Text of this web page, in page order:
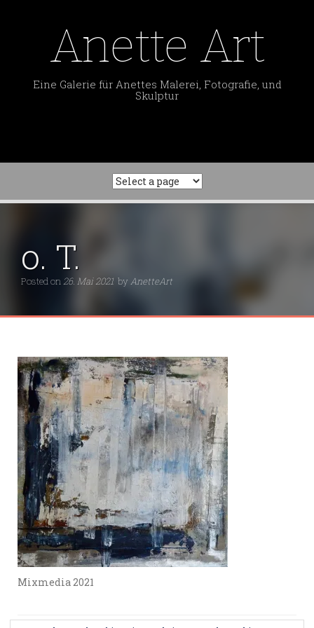
Anette Art
Eine Galerie für Anettes Malerei, Fotografie, und
Skulptur
o. T.
Posted on26. Mai 2021 byAnetteArt
Mixmedia 2021